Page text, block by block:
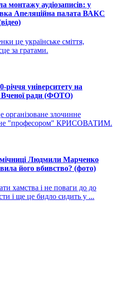
монтажу аудіозаписів: у
Апеляційна палата ВАКС
це українське сміття,
за гратами.
університету на
Вченої ради (ФОТО)
злочинне
"професором" КРИСОВАТИМ.
Людмили Марченко
його вбивство? (фото)
хамства і не поваги до до
і ще це бидло сидить у ...